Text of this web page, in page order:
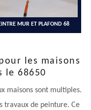
MUR ET PLAFOND 68
les maisons
le 68650
maisons sont multiples.
travaux de peinture. Ce